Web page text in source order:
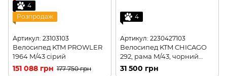
4
Розпродаж
Артикул: 23103103
Велосипед KTM PROWLER
1964 M/43 сірий
151 088 грн 177 750 грн
4
Артикул: 2230427103
Велосипед KTM CHICAGO
292, рама M/43, чорний
матовий
31 500 грн